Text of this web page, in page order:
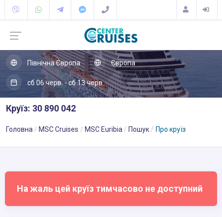
Північна Європа Європа
сб 06 черв. - сб 13 черв.
Круїз: 30 890 042
Головна MSC Cruises MSC Euribia Пошук Про круїз
На жаль цей круїз тимчасово не доступний